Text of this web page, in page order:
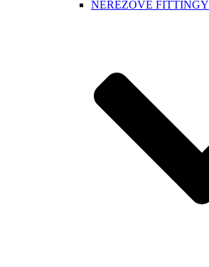
NEREZOVÉ FITTINGY